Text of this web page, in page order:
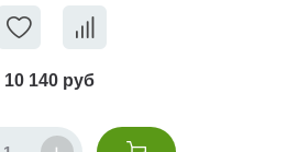
10 140 руб